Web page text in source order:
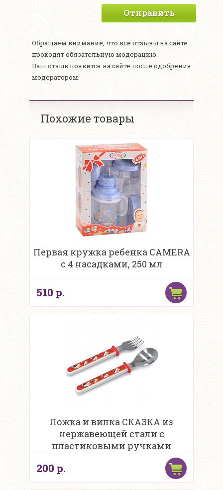
Отправить
Обращаем внимание, что все отзывы на сайте
проходят обязательную модерацию.
Ваш отзыв появится на сайте после одобрения
модератором.
Похожие товары
Первая кружка ребенка CAMERA
с 4 насадками, 250 мл
510 р.
Ложка и вилка СКАЗКА из
нержавеющей стали с
пластиковыми ручками
200 р.